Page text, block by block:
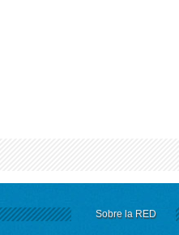
Sobre la RED